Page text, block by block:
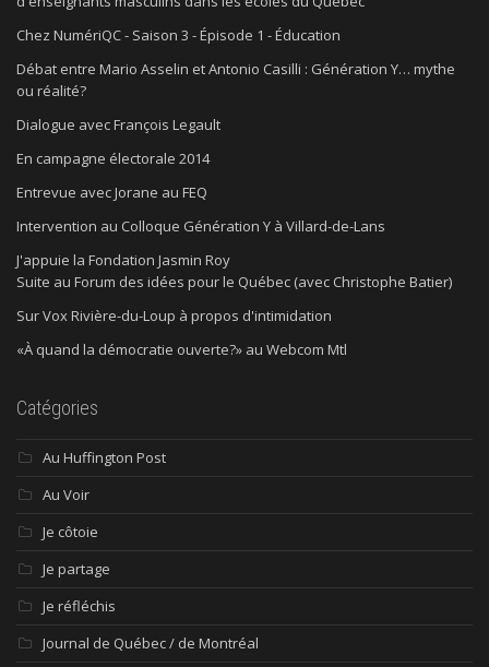
Chez NumériQC - Saison 3 - Épisode 1 - Éducation
Débat entre Mario Asselin et Antonio Casilli : Génération Y… mythe
ou réalité?
Dialogue avec François Legault
En campagne électorale 2014
Entrevue avec Jorane au FEQ
Intervention au Colloque Génération Y à Villard-de-Lans
J'appuie la Fondation Jasmin Roy
Suite au Forum des idées pour le Québec (avec Christophe Batier)
Sur Vox Rivière-du-Loup à propos d'intimidation
«À quand la démocratie ouverte?» au Webcom Mtl
Catégories
Au Huffington Post
Au Voir
Je côtoie
Je partage
Je réfléchis
Journal de Québec / de Montréal